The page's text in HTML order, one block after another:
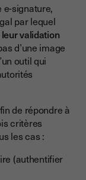
e-signature,
par lequel
validation
d’une image
outil qui
de répondre à
critères
les cas :
(authentifier